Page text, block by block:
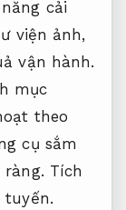
cải
viện ảnh,
vận hành.
mục
theo
cụ sắm
ràng. Tích
tuyến.